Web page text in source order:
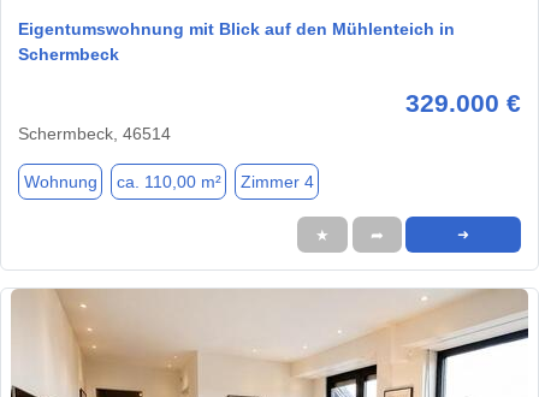
Eigentumswohnung mit Blick auf den Mühlenteich in
Schermbeck
329.000 €
Schermbeck, 46514
Wohnung ca. 110,00 m² Zimmer 4
★ ➦ ➜